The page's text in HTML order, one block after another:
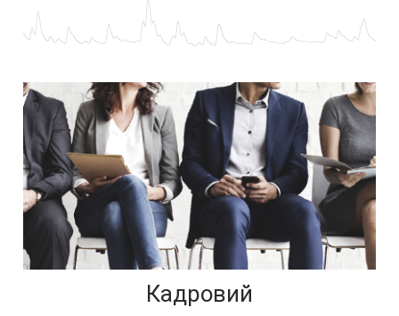
Кадровий